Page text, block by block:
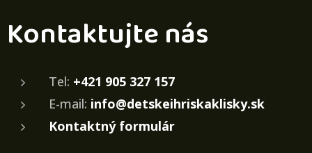
Kontaktujte nás
Tel: +421 905 327 157
E-mail: info@detskeihriskaklisky.sk
Kontaktný formulár